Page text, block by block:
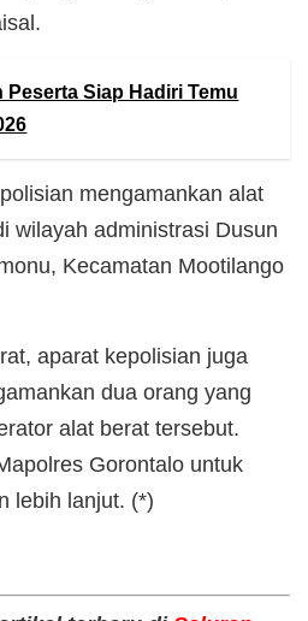
Peserta Siap Hadiri Temu
mengamankan alat
wilayah administrasi Dusun
Kecamatan Mootilango
aparat kepolisian juga
dua orang yang
alat berat tersebut.
Gorontalo untuk
lebih lanjut. (*)